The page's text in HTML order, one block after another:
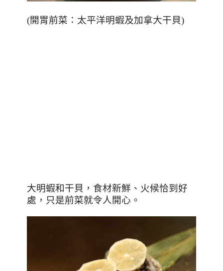
(開胃前菜：太平洋明蝦及加拿大干貝)
大明蝦和干貝，食材新鮮、火候恰到好
處，只是前菜就令人開心。